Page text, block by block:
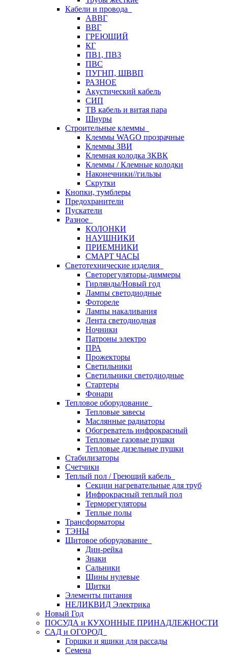
Кабели и провода
АВВГ
ВВГ
ГРЕЮЩИЙ
КГ
ПВ1, ПВ3
ПВС
ПУГНП, ШВВП
РАЗНОЕ
Акустический кабель
СИП
ТВ кабель и витая пара
Шнуры
Строительные клеммы
Клеммы WAGO прозрачные
Клеммы ЗВИ
Клемная колодка ЗКВК
Клеммы / Клемные колодки
Наконечники//гильзы
Скрутки
Кнопки, тумблеры
Предохранители
Пускатели
Разное
КОЛОНКИ
НАУШНИКИ
ПРИЕМНИКИ
СМАРТ ЧАСЫ
Светотехнические изделия
Светорегуляторы-диммеры
Гирлянды/Новый год
Лампы светодиодные
Фотореле
Лампы накаливания
Лента светодиодная
Ночники
Патроны электро
ПРА
Прожекторы
Светильники
Светильники светодиодные
Стартеры
Фонари
Тепловое оборудование
Тепловые завесы
Маслянные радиаторы
Обогреватель инфрокрасный
Тепловые газовые пушки
Тепловые дизельные пушки
Стабилизаторы
Счетчики
Теплый пол / Греющий кабель
Секции нагревательные для труб
Инфрокрасный теплый пол
Терморегуляторы
Теплые полы
Трансформаторы
ТЭНЫ
Щитовое оборудование
Дин-рейка
Знаки
Сальники
Шины нулевые
Щитки
Элементы питания
НЕЛИКВИД Электрика
Новый Год
ПОСУДА и КУХОННЫЕ ПРИНАДЛЕЖНОСТИ
САД и ОГОРОД
Горшки и ящики для рассады
Семена